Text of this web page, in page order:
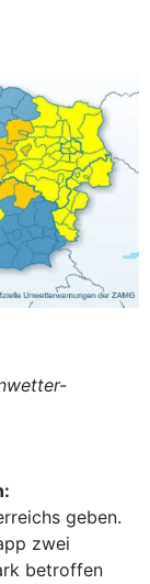
geben.
zwei
betroffen